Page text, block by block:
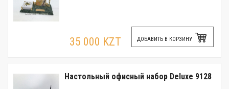
35 000 KZT ДОБАВИТЬ В КОРЗИНУ
Настольный офисный набор Deluxe 9128